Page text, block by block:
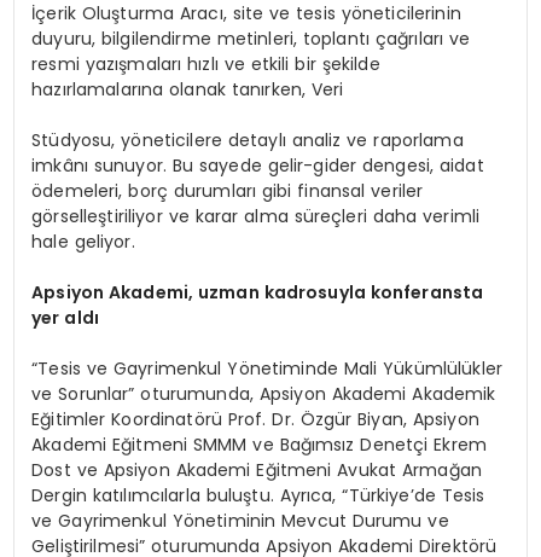
İçerik Oluşturma Aracı, site ve tesis yöneticilerinin
duyuru, bilgilendirme metinleri, toplantı çağrıları ve
resmi yazışmaları hızlı ve etkili bir şekilde
hazırlamalarına olanak tanırken, Veri
Stüdyosu, yöneticilere detaylı analiz ve raporlama
imkânı sunuyor. Bu sayede gelir-gider dengesi, aidat
ödemeleri, borç durumları gibi finansal veriler
görselleştiriliyor ve karar alma süreçleri daha verimli
hale geliyor.
Apsiyon Akademi, uzman kadrosuyla konferansta
yer aldı
“Tesis ve Gayrimenkul Yönetiminde Mali Yükümlülükler
ve Sorunlar” oturumunda, Apsiyon Akademi Akademik
Eğitimler Koordinatörü Prof. Dr. Özgür Biyan, Apsiyon
Akademi Eğitmeni SMMM ve Bağımsız Denetçi Ekrem
Dost ve Apsiyon Akademi Eğitmeni Avukat Armağan
Dergin katılımcılarla buluştu. Ayrıca, “Türkiye’de Tesis
ve Gayrimenkul Yönetiminin Mevcut Durumu ve
Geliştirilmesi” oturumunda Apsiyon Akademi Direktörü